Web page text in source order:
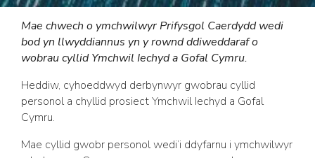
Mae chwech o ymchwilwyr Prifysgol Caerdydd wedi
bod yn llwyddiannus yn y rownd ddiweddaraf o
wobrau cyllid Ymchwil Iechyd a Gofal Cymru.
Heddiw, cyhoeddwyd derbynwyr gwobrau cyllid
personol a chyllid prosiect Ymchwil Iechyd a Gofal
Cymru.
Mae cyllid gwobr personol wedi’i ddyfarnu i ymchwilwyr